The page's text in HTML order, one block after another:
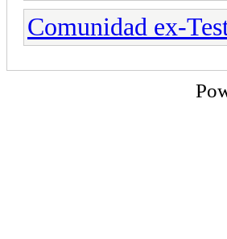
Comunidad ex-